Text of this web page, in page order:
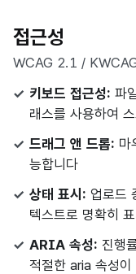
접근성
WCAG 2.1 /
키보드 접근성: 파
래스를 사용하여
드래그 앤 드롭: 마
능합니다
상태 표시: 업로드
텍스트로 명확히
ARIA 속성: 진행
적절한 aria 속성이